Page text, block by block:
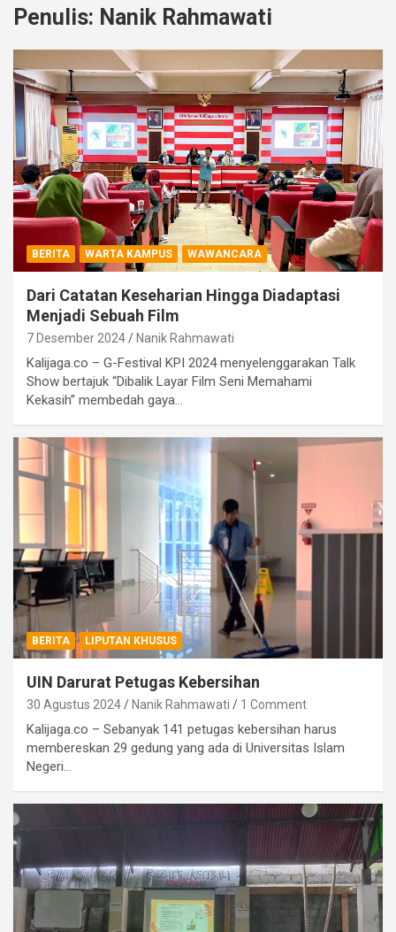
Penulis: Nanik Rahmawati
BERITA WARTA KAMPUS WAWANCARA
Dari Catatan Keseharian Hingga Diadaptasi
Menjadi Sebuah Film
7 Desember 2024 Nanik Rahmawati
Kalijaga.co – G-Festival KPI 2024 menyelenggarakan Talk
Show bertajuk “Dibalik Layar Film Seni Memahami
Kekasih” membedah gaya…
BERITA LIPUTAN KHUSUS
UIN Darurat Petugas Kebersihan
30 Agustus 2024 Nanik Rahmawati 1 Comment
Kalijaga.co – Sebanyak 141 petugas kebersihan harus
membereskan 29 gedung yang ada di Universitas Islam
Negeri…